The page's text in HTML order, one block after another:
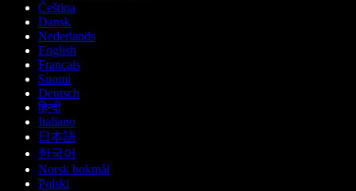
Čeština
Dansk
Nederlands
English
Français
Suomi
Deutsch
हिन्दी
Italiano
日本語
한국어
Norsk bokmål
Polski